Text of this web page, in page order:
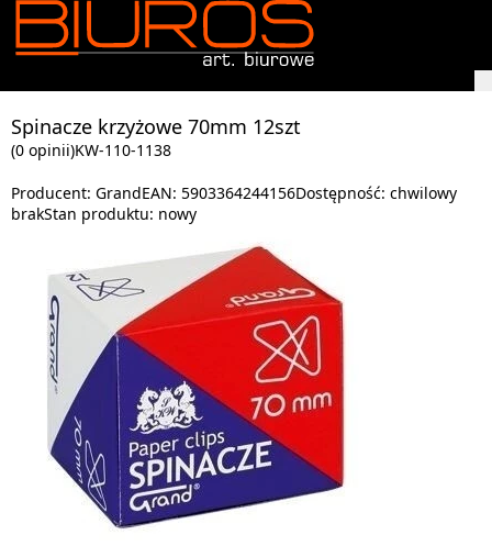
Spinacze krzyżowe 70mm 12szt
(0 opinii)KW-110-1138
Producent: GrandEAN: 5903364244156Dostępność: chwilowy
brakStan produktu: nowy